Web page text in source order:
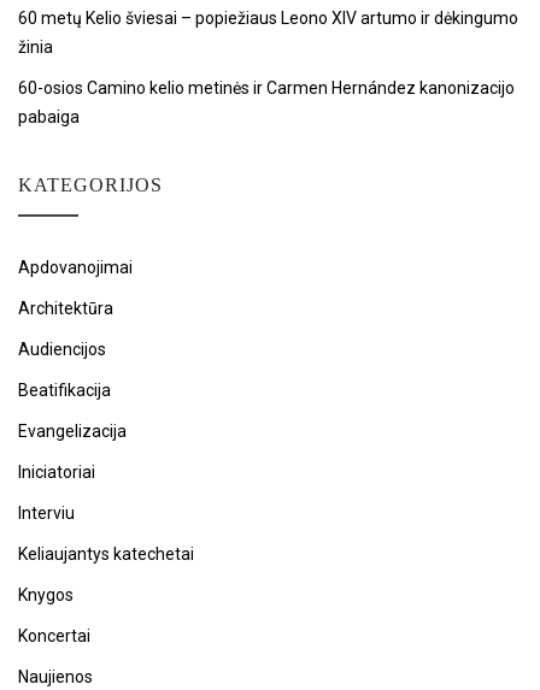
60 metų Kelio šviesai – popiežiaus Leono XIV artumo ir dėkingumo
žinia
60-osios Camino kelio metinės ir Carmen Hernández kanonizacijo
pabaiga
KATEGORIJOS
Apdovanojimai
Architektūra
Audiencijos
Beatifikacija
Evangelizacija
Iniciatoriai
Interviu
Keliaujantys katechetai
Knygos
Koncertai
Naujienos